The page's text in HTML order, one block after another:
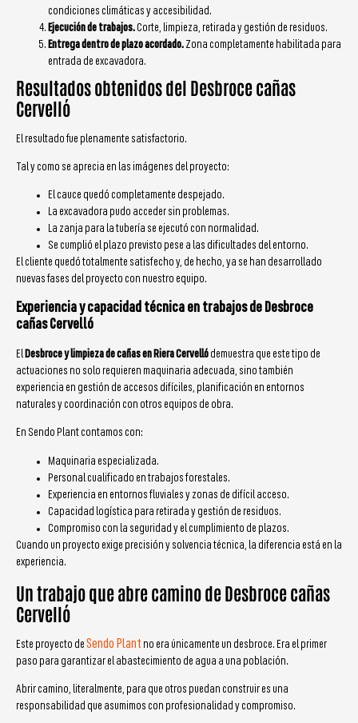
condiciones climáticas y accesibilidad.
Ejecución de trabajos. Corte, limpieza, retirada y gestión de residuos.
Entrega dentro de plazo acordado. Zona completamente habilitada para
entrada de excavadora.
Resultados obtenidos del Desbroce cañas
Cervelló
El resultado fue plenamente satisfactorio.
Tal y como se aprecia en las imágenes del proyecto:
El cauce quedó completamente despejado.
La excavadora pudo acceder sin problemas.
La zanja para la tubería se ejecutó con normalidad.
Se cumplió el plazo previsto pese a las dificultades del entorno.
El cliente quedó totalmente satisfecho y, de hecho, ya se han desarrollado
nuevas fases del proyecto con nuestro equipo.
Experiencia y capacidad técnica en trabajos de Desbroce
cañas Cervelló
El Desbroce y limpieza de cañas en Riera Cervelló demuestra que este tipo de
actuaciones no solo requieren maquinaria adecuada, sino también
experiencia en gestión de accesos difíciles, planificación en entornos
naturales y coordinación con otros equipos de obra.
En Sendo Plant contamos con:
Maquinaria especializada.
Personal cualificado en trabajos forestales.
Experiencia en entornos fluviales y zonas de difícil acceso.
Capacidad logística para retirada y gestión de residuos.
Compromiso con la seguridad y el cumplimiento de plazos.
Cuando un proyecto exige precisión y solvencia técnica, la diferencia está en la
experiencia.
Un trabajo que abre camino de Desbroce cañas
Cervelló
Este proyecto de Sendo Plant no era únicamente un desbroce. Era el primer
paso para garantizar el abastecimiento de agua a una población.
Abrir camino, literalmente, para que otros puedan construir es una
responsabilidad que asumimos con profesionalidad y compromiso.